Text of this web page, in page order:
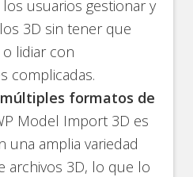
usuarios gestionar y
3D sin tener que
lidiar con
complicadas.
formatos de
Model Import 3D es
una amplia variedad
archivos 3D, lo que lo